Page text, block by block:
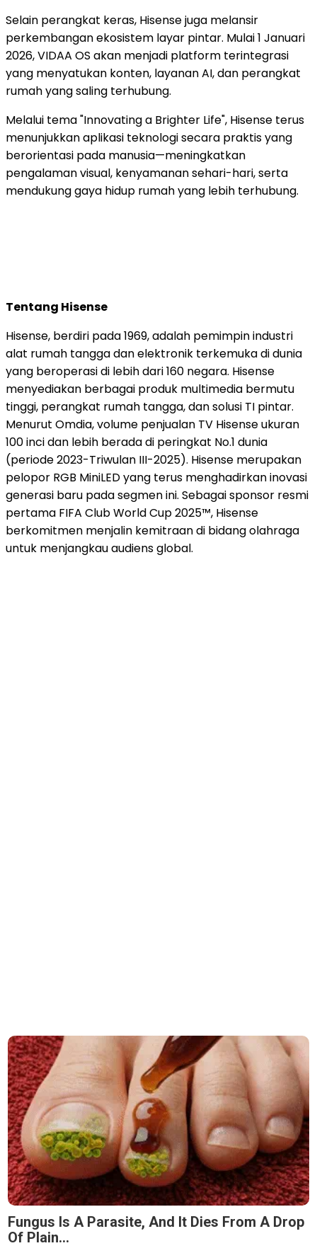
Selain perangkat keras, Hisense juga melansir
perkembangan ekosistem layar pintar. Mulai 1 Januari
2026, VIDAA OS akan menjadi platform terintegrasi
yang menyatukan konten, layanan AI, dan perangkat
rumah yang saling terhubung.
Melalui tema "Innovating a Brighter Life", Hisense terus
menunjukkan aplikasi teknologi secara praktis yang
berorientasi pada manusia—meningkatkan
pengalaman visual, kenyamanan sehari-hari, serta
mendukung gaya hidup rumah yang lebih terhubung.
Tentang Hisense
Hisense, berdiri pada 1969, adalah pemimpin industri
alat rumah tangga dan elektronik terkemuka di dunia
yang beroperasi di lebih dari 160 negara. Hisense
menyediakan berbagai produk multimedia bermutu
tinggi, perangkat rumah tangga, dan solusi TI pintar.
Menurut Omdia, volume penjualan TV Hisense ukuran
100 inci dan lebih berada di peringkat No.1 dunia
(periode 2023-Triwulan III-2025). Hisense merupakan
pelopor RGB MiniLED yang terus menghadirkan inovasi
generasi baru pada segmen ini. Sebagai sponsor resmi
pertama FIFA Club World Cup 2025™, Hisense
berkomitmen menjalin kemitraan di bidang olahraga
untuk menjangkau audiens global.
Fungus Is A Parasite, And It Dies From A Drop
Of Plain...